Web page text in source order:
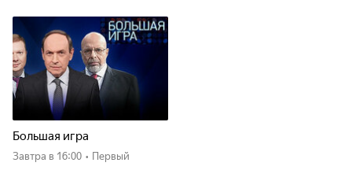
Большая игра
Завтра в 16:00 • Первый